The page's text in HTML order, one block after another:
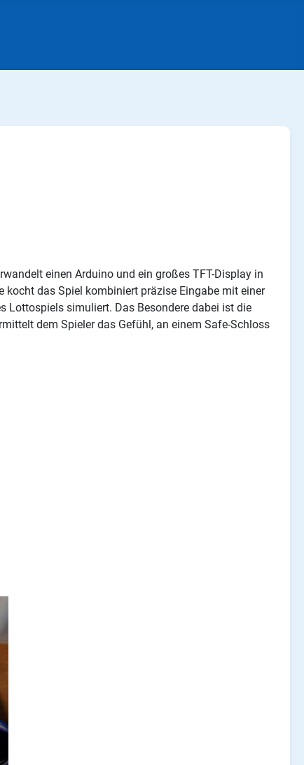
einen Arduino und ein großes TFT-Display in
das Spiel kombiniert präzise Eingabe mit einer
Lottospiels simuliert. Das Besondere dabei ist die
dem Spieler das Gefühl, an einem Safe-Schloss